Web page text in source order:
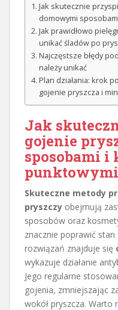
Jak skutecznie
domowymi
Jak prawidłowo
unikać śladów po
Najczęstsze błędy
należy unikać
Plan działania: krok
gojenie pryszcza i
Jak
gojenie
sposobami i
Skuteczne metody
pryszczy obejmują
sposobów oraz
znacznie poprawić
rozwiązań znajduje się
wykazuje działanie
Jego regularne
gojenia, zmniejszając
wokół pryszcza. Warto